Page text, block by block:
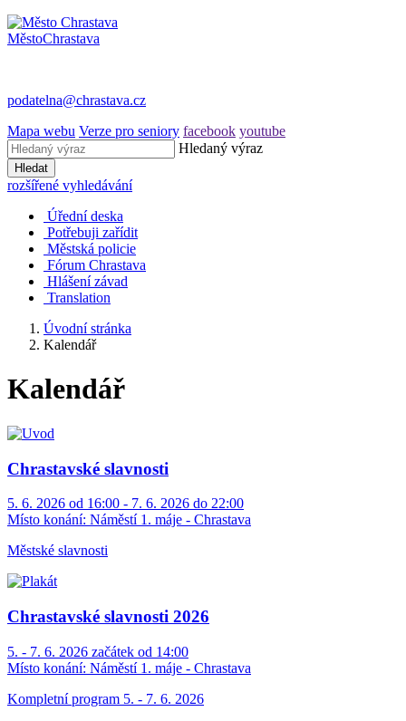
MěstoChrastava
podatelna@chrastava.cz
Mapa webu Verze pro seniory facebook youtube
Hledaný výraz
Hledat
rozšířené vyhledávání
Úřední deska
Potřebuji zařídit
Městská policie
Fórum Chrastava
Hlášení závad
Translation
Úvodní stránka
Kalendář
Kalendář
Chrastavské slavnosti
5. 6. 2026 od 16:00 - 7. 6. 2026 do 22:00
Místo konání: Náměstí 1. máje - Chrastava
Městské slavnosti
Chrastavské slavnosti 2026
5. - 7. 6. 2026 začátek od 14:00
Místo konání: Náměstí 1. máje - Chrastava
Kompletní program 5. - 7. 6. 2026